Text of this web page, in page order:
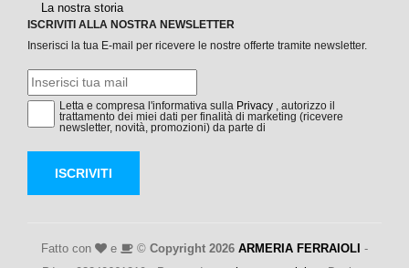
La nostra storia
ISCRIVITI ALLA NOSTRA NEWSLETTER
Inserisci la tua E-mail per ricevere le nostre offerte tramite newsletter.
Letta e compresa l'informativa sulla Privacy , autorizzo il
trattamento dei miei dati per finalità di marketing (ricevere
newsletter, novità, promozioni) da parte di
ISCRIVITI
Fatto con e © Copyright 2026 ARMERIA FERRAIOLI -